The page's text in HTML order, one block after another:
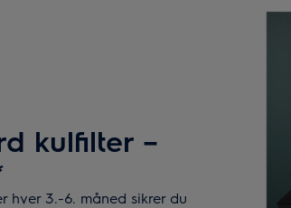
kulfilter –
hver 3.-6. måned sikrer du